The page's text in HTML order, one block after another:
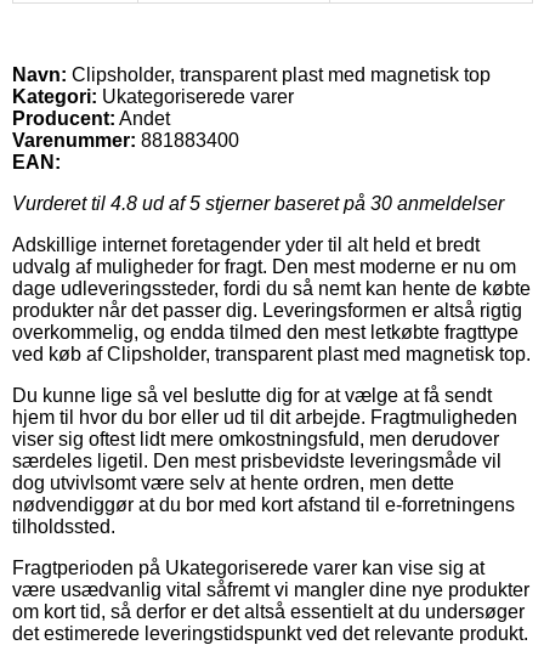
Navn: Clipsholder, transparent plast med magnetisk top
Kategori: Ukategoriserede varer
Producent: Andet
Varenummer: 881883400
EAN:
Vurderet til 4.8 ud af 5 stjerner baseret på 30 anmeldelser
Adskillige internet foretagender yder til alt held et bredt
udvalg af muligheder for fragt. Den mest moderne er nu om
dage udleveringssteder, fordi du så nemt kan hente de købte
produkter når det passer dig. Leveringsformen er altså rigtig
overkommelig, og endda tilmed den mest letkøbte fragttype
ved køb af Clipsholder, transparent plast med magnetisk top.
Du kunne lige så vel beslutte dig for at vælge at få sendt
hjem til hvor du bor eller ud til dit arbejde. Fragtmuligheden
viser sig oftest lidt mere omkostningsfuld, men derudover
særdeles ligetil. Den mest prisbevidste leveringsmåde vil
dog utvivlsomt være selv at hente ordren, men dette
nødvendiggør at du bor med kort afstand til e-forretningens
tilholdssted.
Fragtperioden på Ukategoriserede varer kan vise sig at
være usædvanlig vital såfremt vi mangler dine nye produkter
om kort tid, så derfor er det altså essentielt at du undersøger
det estimerede leveringstidspunkt ved det relevante produkt.